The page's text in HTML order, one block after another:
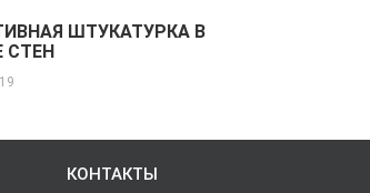
ШТУКАТУРКА В
СТЕН
КОНТАКТЫ